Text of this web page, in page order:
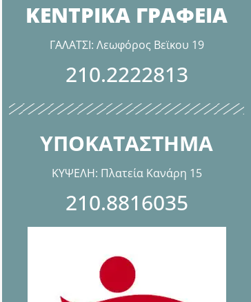
ΚΕΝΤΡΙΚΑ ΓΡΑΦΕΙΑ
ΓΑΛΑΤΣΙ: Λεωφόρος Βεϊκου 19
210.2222813
ΥΠΟΚΑΤΑΣΤΗΜΑ
ΚΥΨΕΛΗ: Πλατεία Κανάρη 15
210.8816035